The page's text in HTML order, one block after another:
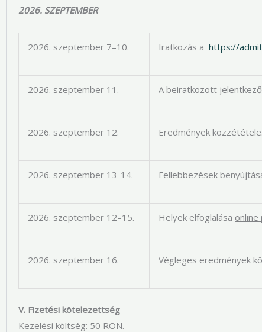
2026. SZEPTEMBER
2026. szeptember 7–10. Iratkozás a https://
2026. szeptember 11. A beiratkozott
2026. szeptember 12. Eredmények közzététele.
2026. szeptember 13-14. Fellebbezések
2026. szeptember 12–15. Helyek elfoglalása
2026. szeptember 16. Végleges eredmények
V. Fizetési kötelezettség
Kezelési költség: 50 RON.